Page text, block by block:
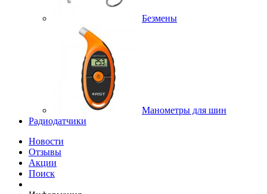
Безмены
Манометры для шин
Радиодатчики
Новости
Отзывы
Акции
Поиск